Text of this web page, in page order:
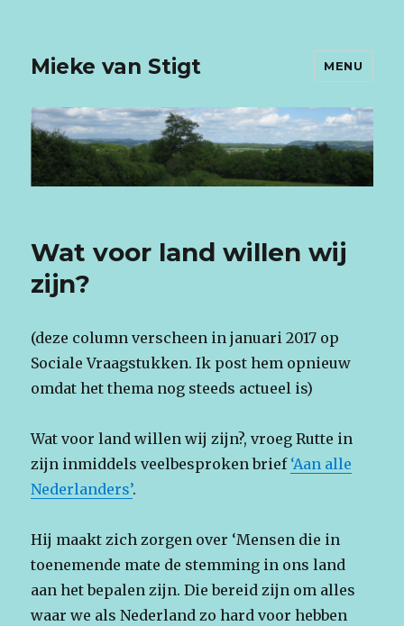
Mieke van Stigt MENU
Wat voor land willen wij
zijn?
(deze column verscheen in januari 2017 op
Sociale Vraagstukken. Ik post hem opnieuw
omdat het thema nog steeds actueel is)
Wat voor land willen wij zijn?, vroeg Rutte in
zijn inmiddels veelbesproken brief ‘Aan alle
Nederlanders’.
Hij maakt zich zorgen over ‘Mensen die in
toenemende mate de stemming in ons land
aan het bepalen zijn. Die bereid zijn om alles
waar we als Nederland zo hard voor hebben